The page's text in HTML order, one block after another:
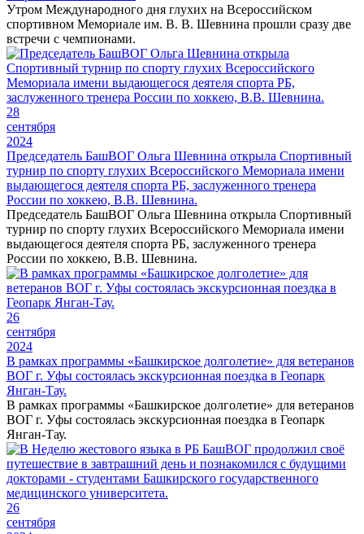
Утром Международного дня глухих на Всероссийском
спортивном Мемориале им. В. В. Шевнина прошли сразу две
встречи с чемпионами.
28
сентября
2024
Председатель БашВОГ Ольга Шевнина открыла Спортивный
турнир по спорту глухих Всероссийского Мемориала имени
выдающегося деятеля спорта РБ, заслуженного тренера
России по хоккею, В.В. Шевнина.
Председатель БашВОГ Ольга Шевнина открыла Спортивный
турнир по спорту глухих Всероссийского Мемориала имени
выдающегося деятеля спорта РБ, заслуженного тренера
России по хоккею, В.В. Шевнина.
26
сентября
2024
В рамках программы «Башкирское долголетие» для ветеранов
ВОГ г. Уфы состоялась экскурсионная поездка в Геопарк
Янган-Тау.
В рамках программы «Башкирское долголетие» для ветеранов
ВОГ г. Уфы состоялась экскурсионная поездка в Геопарк
Янган-Тау.
26
сентября